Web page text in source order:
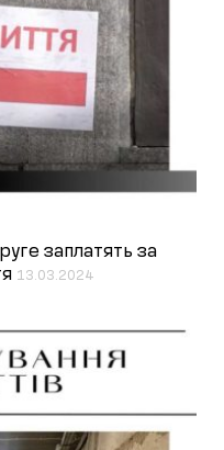
заплатять за
13.03.2024